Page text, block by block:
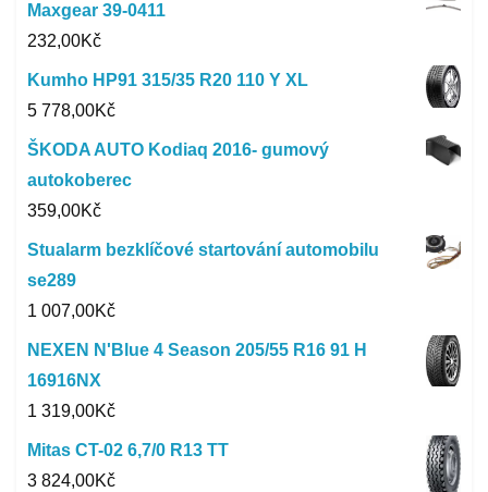
Maxgear 39-0411
232,00Kč
Kumho HP91 315/35 R20 110 Y XL
5 778,00Kč
ŠKODA AUTO Kodiaq 2016- gumový
autokoberec
359,00Kč
Stualarm bezklíčové startování automobilu
se289
1 007,00Kč
NEXEN N'Blue 4 Season 205/55 R16 91 H
16916NX
1 319,00Kč
Mitas CT-02 6,7/0 R13 TT
3 824,00Kč